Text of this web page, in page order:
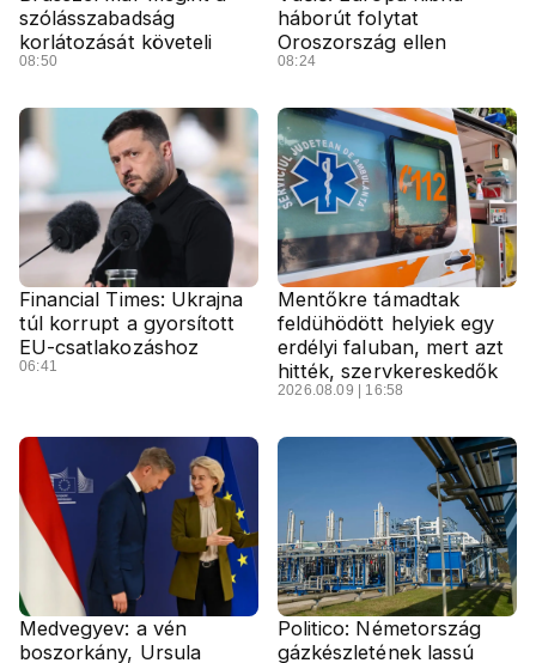
szólásszabadság
korlátozását követeli
08:50
háborút folytat
Oroszország ellen
08:24
Financial Times: Ukrajna
túl korrupt a gyorsított
EU-csatlakozáshoz
06:41
Mentőkre támadtak
feldühödött helyiek egy
erdélyi faluban, mert azt
hitték, szervkereskedők
2026.08.09 | 16:58
Medvegyev: a vén
boszorkány, Ursula
Politico: Németország
gázkészletének lassú